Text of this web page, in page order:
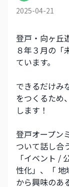
2025-04-21
登戸・向ヶ丘
８年３月の「
ています。
できるだけみ
をつくるため
します！
登戸オープン
ついて話し合
「イベント /
性化」、「
から興味のあ